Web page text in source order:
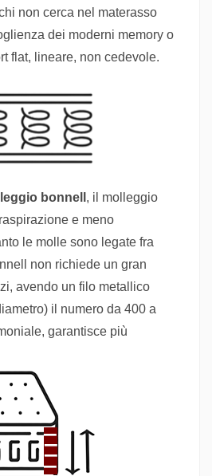
non cerca nel materasso
dei moderni memory o
flat, lineare, non cedevole.
bonnell , il molleggio
e meno
le molle sono legate fra
non richiede un gran
avendo un filo metallico
il numero da 400 a
garantisce più